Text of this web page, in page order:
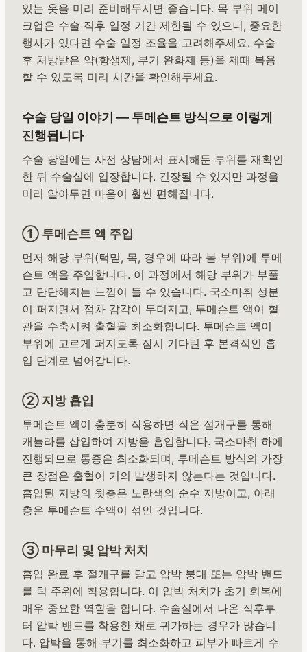
있는 옷을 미리 준비해두시면 좋습니다. 목 부위 메이
크업은 수술 직후 일정 기간 제한될 수 있으니, 중요한
행사가 있다면 수술 일정 조율을 고려해주세요. 수술
후 처방받은 약(항생제, 부기 완화제 등)을 제때 복용
할 수 있도록 미리 시간을 확인해두세요.
수술 당일 이야기 — 투메슨트 방식으로 이렇게
진행됩니다
수술 당일에는 사전 상담에서 표시해둔 부위를 재확인
한 뒤 수술실에 입장합니다. 긴장될 수 있지만 과정을
미리 알아두면 마음이 훨씬 편해집니다.
① 투메슨트 액 주입
먼저 해당 부위(턱밑, 목, 경우에 따라 볼 부위)에 투메
슨트 액을 주입합니다. 이 과정에서 해당 부위가 부풀
고 단단해지는 느낌이 들 수 있습니다. 국소마취 성분
이 퍼지면서 점차 감각이 무뎌지고, 투메슨트 액이 혈
관을 수축시켜 출혈을 최소화합니다. 투메슨트 액이
부위에 고르게 퍼지도록 잠시 기다린 후 본격적인 흡
입 단계로 넘어갑니다.
② 지방 흡입
투메슨트 액이 충분히 작용하면 작은 절개구를 통해
캐뉼라를 삽입하여 지방을 흡입합니다. 국소마취 하에
진행되므로 통증은 최소화되며, 투메슨트 방식의 가장
큰 장점은 출혈이 거의 발생하지 않는다는 것입니다.
흡입된 지방의 윗층은 노란색의 순수 지방이고, 아래
층은 투메슨트 수액이 섞인 것입니다.
③ 마무리 및 압박 처치
흡입 완료 후 절개구를 닫고 압박 붕대 또는 압박 밴드
를 턱 주위에 착용합니다. 이 압박 처치가 초기 회복에
매우 중요한 역할을 합니다. 수술실에서 나온 직후부
터 압박 밴드를 착용한 채로 귀가하는 경우가 많습니
다. 압박을 통해 부기를 최소화하고 피부가 빠르게 수